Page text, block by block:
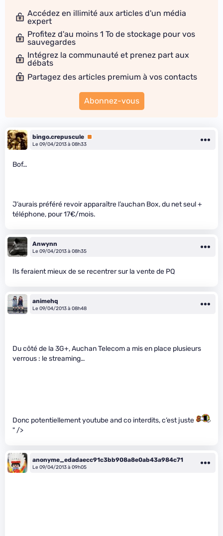
Accédez en illimité aux articles d'un média
expert
Profitez d'au moins 1 To de stockage pour vos
sauvegardes
Intégrez la communauté et prenez part aux
débats
Partagez des articles premium à vos contacts
Abonnez-vous
bingo.crepuscule Premium
Le 09/04/2013 à 08h33
Bof…
J’aurais préféré revoir apparaître l’auchan Box, du net seul +
téléphone, pour 17€/mois.
Anwynn
Le 09/04/2013 à 08h35
Ils feraient mieux de se recentrer sur la vente de PQ
animehq
Le 09/04/2013 à 08h48
Du côté de la 3G+, Auchan Telecom a mis en place plusieurs
verrous : le streaming…
Donc potentiellement youtube and co interdits, c’est juste
" />
anonyme_edadaecc91c3bb908a8e0ab43a984c71
Le 09/04/2013 à 09h05